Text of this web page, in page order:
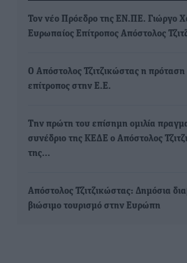
Τον νέο Πρόεδρο της ΕΝ.ΠΕ. Γιώργο
Ευρωπαίος Επίτροπος Απόστολος
Ο Απόστολος Τζιτζικώστας η πρόταση
επίτροπος στην Ε.Ε.
Την πρώτη του επίσημη ομιλία
συνέδριο της ΚΕΔΕ ο Απόστολος
της…
Απόστολος Τζιτζικώστας: Δημόσια
βιώσιμο τουρισμό στην Ευρώπη